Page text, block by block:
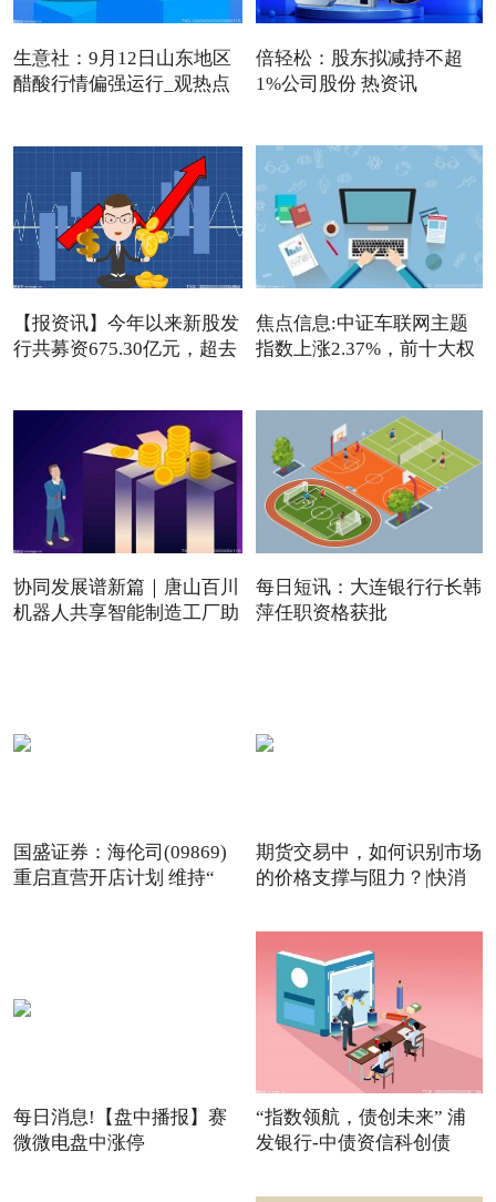
生意社：9月12日山东地区
醋酸行情偏强运行_观热点
倍轻松：股东拟减持不超
1%公司股份 热资讯
【报资讯】今年以来新股发
行共募资675.30亿元，超去
焦点信息:中证车联网主题
指数上涨2.37%，前十大权
协同发展谱新篇｜唐山百川
机器人共享智能制造工厂助
每日短讯：大连银行行长韩
萍任职资格获批
国盛证券：海伦司(09869)
重启直营开店计划 维持“
期货交易中，如何识别市场
的价格支撑与阻力？|快消
每日消息!【盘中播报】赛
微微电盘中涨停
“指数领航，债创未来” 浦
发银行-中债资信科创债